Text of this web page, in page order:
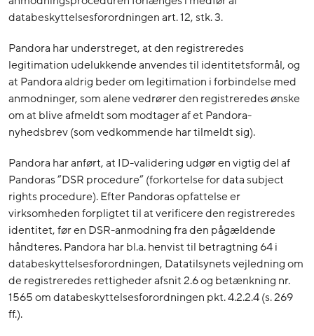
databeskyttelsesforordningen art. 12, stk. 3.
Pandora har understreget, at den registreredes
legitimation udelukkende anvendes til identitetsformål, og
at Pandora aldrig beder om legitimation i forbindelse med
anmodninger, som alene vedrører den registreredes ønske
om at blive afmeldt som modtager af et Pandora-
nyhedsbrev (som vedkommende har tilmeldt sig).
Pandora har anført, at ID-validering udgør en vigtig del af
Pandoras ”DSR procedure” (forkortelse for data subject
rights procedure). Efter Pandoras opfattelse er
virksomheden forpligtet til at verificere den registreredes
identitet, før en DSR-anmodning fra den pågældende
håndteres. Pandora har bl.a. henvist til betragtning 64 i
databeskyttelsesforordningen, Datatilsynets vejledning om
de registreredes rettigheder afsnit 2.6 og betænkning nr.
1565 om databeskyttelsesforordningen pkt. 4.2.2.4 (s. 269
ff.).